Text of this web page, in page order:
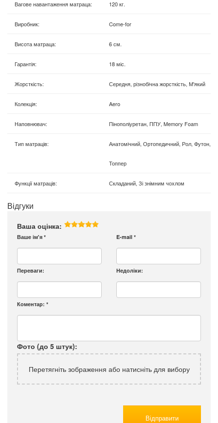
Вагове навантаження матраца: 120 кг.
Виробник: Come-for
Висота матраца: 6 см.
Гарантія: 18 міс.
Жорсткість: Середня, різнобічна жорсткість, М'який
Колекція: Aero
Наповнювач: Пінополіуретан, ППУ, Memory Foam
Тип матраців: Анатомічний, Ортопедичний, Рол, Футон,
Топпер
Функції матраців: Складаний, Зі знімним чохлом
Відгуки
Ваша оцінка:
Ваше ім'я * E-mail *
Переваги: Недоліки:
Коментар: *
Фото (до 5 штук):
Перетягніть зображення або натисніть для вибору
Відправити